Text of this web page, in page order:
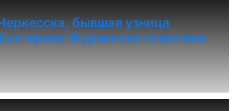
бывшая узница
Журавкова отметила